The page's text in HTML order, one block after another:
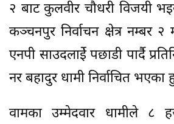
२ बाट कुलवीर चौधरी विजयी
कञ्चनपुर निर्वाचन क्षेत्र नम्बर २
एनपी साउदलाईे पछाडी पार्दै
नर बहादुर धामी निर्वाचित भएका
वामका उम्मेदवार धामीले ८